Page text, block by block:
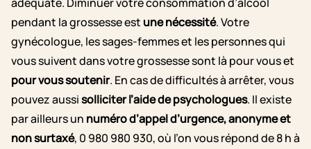
pendant la grossesse est une nécessité. Votre
gynécologue, les sages-femmes et les personnes qui
vous suivent dans votre grossesse sont là pour vous et
pour vous soutenir. En cas de difficultés à arrêter, vous
pouvez aussisolliciter l’aide de psychologues. Il existe
par ailleurs un numéro d’appel d’urgence, anonyme et
non surtaxé, 0 980 980 930, où l’on vous répond de 8 h à